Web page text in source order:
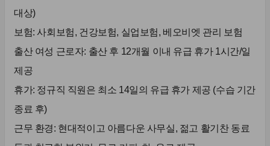
대상)
보험: 사회보험, 건강보험, 실업보험, 베오비엣 관리 보험
출산 여성 근로자: 출산 후 12개월 이내 유급 휴가 1시간/일
제공
휴가: 정규직 직원은 최소 14일의 유급 휴가 제공 (수습 기간
종료 후)
근무 환경: 현대적이고 아름다운 사무실, 젊고 활기찬 동료